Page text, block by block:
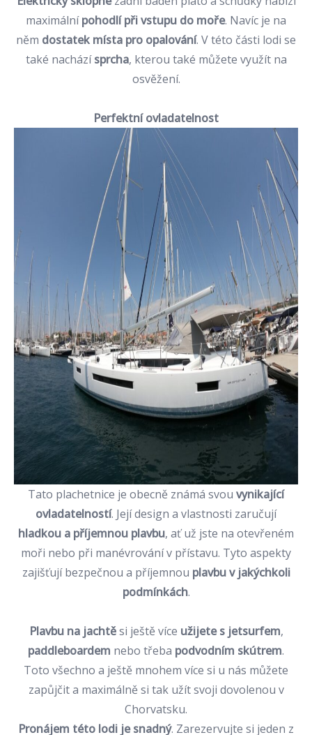
maximálnípohodlí při vstupu do moře. Navíc je na
něm dostatek místa pro opalování. V této části lodi se
také nacházísprcha, kterou také můžete využít na
osvěžení.
Perfektní ovladatelnost
Tato plachetnice je obecně známá svou vynikající
ovladatelností. Její design a vlastnosti zaručují
hladkou a příjemnou plavbu, ať už jste na otevřeném
moři nebo při manévrování v přístavu. Tyto aspekty
zajišťují bezpečnou a příjemnou plavbu v jakýchkoli
podmínkách.
Plavbu na jachtěsi ještě více užijete sjetsurfem,
paddleboardem nebo třeba podvodním skútrem.
Toto všechno a ještě mnohem více si u nás můžete
zapůjčita maximálně si tak užít svoji dovolenou v
Chorvatsku.
Pronájem této lodi je snadný. Zarezervujte si jeden z